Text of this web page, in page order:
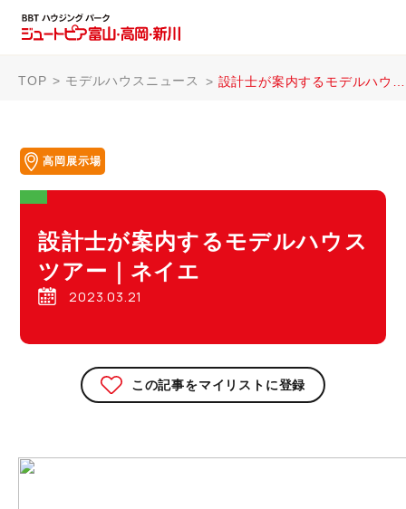
TOP モデルハウスニュース 設計士が案内するモデルハウスツアー｜ネイエ
高岡展示場
設計士が案内するモデルハウス
ツアー｜ネイエ
2023.03.21
この記事をマイリストに登録